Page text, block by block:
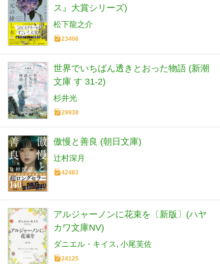
ス』大賞シリーズ)
松下龍之介
23406
世界でいちばん透きとおった物語 (新潮
文庫 す 31-2)
杉井光
29938
傲慢と善良 (朝日文庫)
辻村深月
42483
アルジャーノンに花束を〔新版〕(ハヤ
カワ文庫NV)
ダニエル・キイス 小尾芙佐
24125